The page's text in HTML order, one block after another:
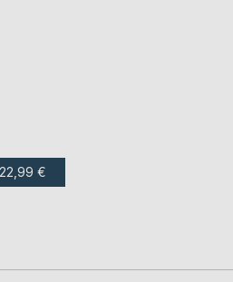
22,99 €